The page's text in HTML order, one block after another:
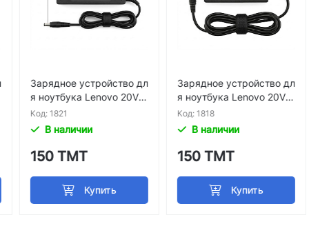
Зарядное устройство дл
я ноутбука Lenovo 20V
4.5A 5.5*2.5mm
Код: 1821
В наличии
150 ТМТ
Зарядное устройство дл
я ноутбука Lenovo 20V
2.25a 4.0*1.7mm
Код: 1818
В наличии
150 ТМТ